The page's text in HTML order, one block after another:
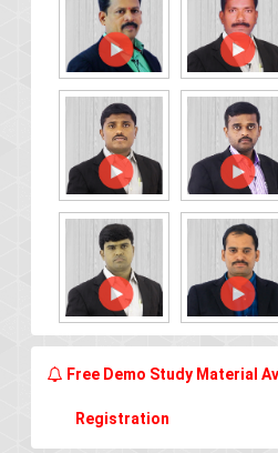
Free Demo Study Material
Registration